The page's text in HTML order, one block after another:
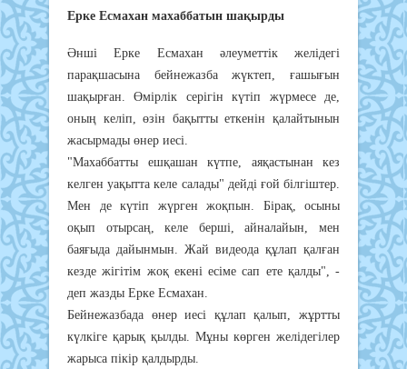
Ерке Есмахан махаббатын шақырды
Әнші Ерке Есмахан әлеуметтік желідегі
парақшасына бейнежазба жүктеп, ғашығын
шақырған. Өмірлік серігін күтіп жүрмесе де,
оның келіп, өзін бақытты еткенін қалайтынын
жасырмады өнер иесі.
"Махаббатты ешқашан күтпе, аяқастынан кез
келген уақытта келе салады" дейді ғой білгіштер.
Мен де күтіп жүрген жоқпын. Бірақ, осыны
оқып отырсаң, келе берші, айналайын, мен
баяғыда дайынмын. Жай видеода құлап қалған
кезде жігітім жоқ екені есіме сап ете қалды", -
деп жазды Ерке Есмахан.
Бейнежазбада өнер иесі құлап қалып, жұртты
күлкіге қарық қылды. Мұны көрген желідегілер
жарыса пікір қалдырды.